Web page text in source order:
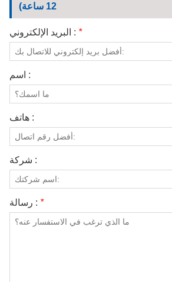
12 ساعة)
البريد الإلكتروني : *
اسم :
هاتف :
شركة :
رسالة : *